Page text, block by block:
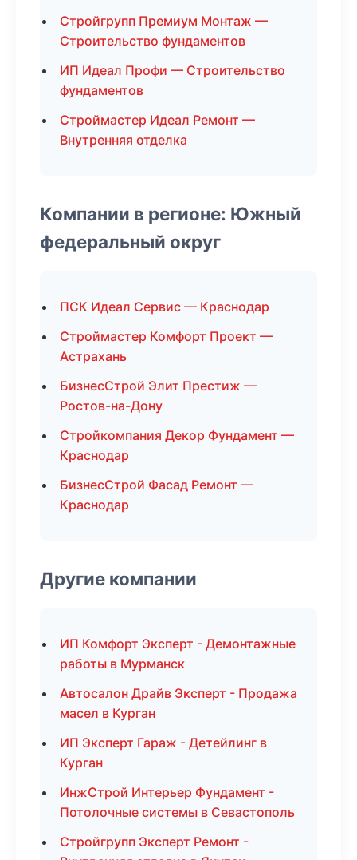
Стройгрупп Премиум Монтаж —
Строительство фундаментов
ИП Идеал Профи — Строительство
фундаментов
Строймастер Идеал Ремонт —
Внутренняя отделка
Компании в регионе: Южный
федеральный округ
ПСК Идеал Сервис — Краснодар
Строймастер Комфорт Проект —
Астрахань
БизнесСтрой Элит Престиж —
Ростов-на-Дону
Стройкомпания Декор Фундамент —
Краснодар
БизнесСтрой Фасад Ремонт —
Краснодар
Другие компании
ИП Комфорт Эксперт - Демонтажные
работы в Мурманск
Автосалон Драйв Эксперт - Продажа
масел в Курган
ИП Эксперт Гараж - Детейлинг в
Курган
ИнжСтрой Интерьер Фундамент -
Потолочные системы в Севастополь
Стройгрупп Эксперт Ремонт -